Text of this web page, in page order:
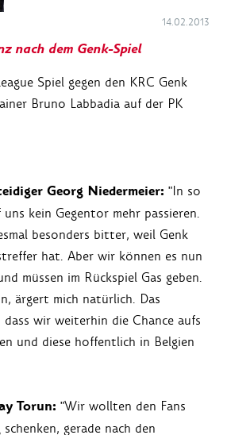
14.02.2013
nach dem Genk-Spiel
Spiel gegen den KRC Genk
Bruno Labbadia auf der PK
Georg Niedermeier: "In so
kein Gegentor mehr passieren.
besonders bitter, weil Genk
hat. Aber wir können es nun
müssen im Rückspiel Gas geben.
ärgert mich natürlich. Das
wir weiterhin die Chance aufs
und diese hoffentlich in Belgien
Torun: "Wir wollten den Fans
gerade nach den